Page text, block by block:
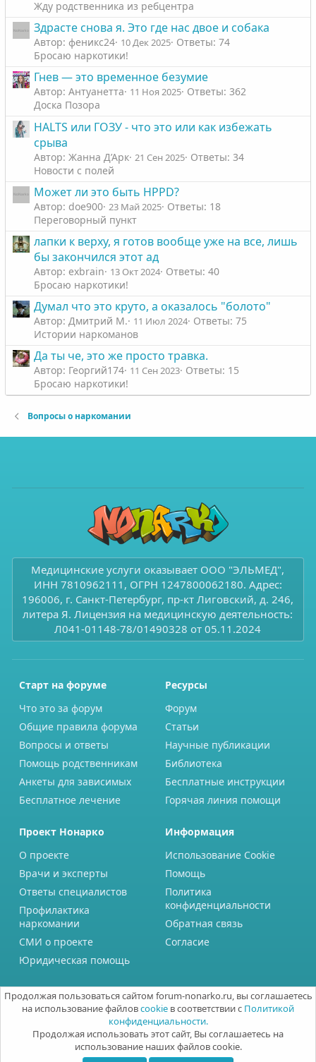
л
о
с
о
с
Жду родственника из ребцентра
Здрасте снова я. Это где нас двое и собака
Автор: феникс24 10 Дек 2025 Ответы: 74
Бросаю наркотики!
Гнев — это временное безумие
Автор: Антуанетта 11 Ноя 2025 Ответы: 362
Доска Позора
HALTS или ГОЗУ - что это или как избежать
срыва
Автор: Жанна Д’Арк 21 Сен 2025 Ответы: 34
Новости с полей
Может ли это быть HPPD?
Автор: doe900 23 Май 2025 Ответы: 18
Переговорный пункт
лапки к верху, я готов вообще уже на все, лишь
бы закончился этот ад
Автор: exbrain 13 Окт 2024 Ответы: 40
Бросаю наркотики!
Думал что это круто, а оказалось "болото"
Автор: Дмитрий М. 11 Июл 2024 Ответы: 75
Истории наркоманов
Да ты че, это же просто травка.
Автор: Георгий174 11 Сен 2023 Ответы: 15
Бросаю наркотики!
Вопросы о наркомании
Медицинские услуги оказывает ООО "ЭЛЬМЕД",
ИНН 7810962111, ОГРН 1247800062180. Адрес:
196006, г. Санкт-Петербург, пр-кт Лиговский, д. 246,
литера Я. Лицензия на медицинскую деятельность:
Л041-01148-78/01490328 от 05.11.2024
Старт на форуме
Что это за форум
Общие правила форума
Вопросы и ответы
Помощь родственникам
Анкеты для зависимых
Бесплатное лечение
Ресурсы
Форум
Статьи
Научные публикации
Библиотека
Бесплатные инструкции
Горячая линия помощи
Проект Нонарко
О проекте
Врачи и эксперты
Ответы специалистов
Профилактика
наркомании
СМИ о проекте
Юридическая помощь
Информация
Использование Cookie
Помощь
Политика
конфиденциальности
Обратная связь
Согласие
Продолжая пользоваться сайтом forum-nonarko.ru, вы соглашаетесь
на использование файловcookie в соответствии с Политикой
конфиденциальности.
Продолжая использовать этот сайт, Вы соглашаетесь на
использование наших файлов cookie.